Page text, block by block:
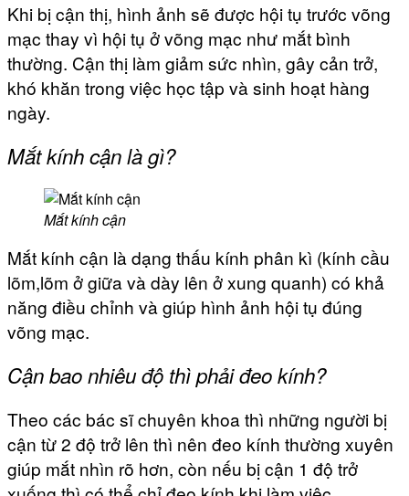
Khi bị cận thị, hình ảnh sẽ được hội tụ trước võng
mạc thay vì hội tụ ở võng mạc như mắt bình
thường. Cận thị làm giảm sức nhìn, gây cản trở,
khó khăn trong việc học tập và sinh hoạt hàng
ngày.
Mắt kính cận là gì?
Mắt kính cận
Mắt kính cận là dạng thấu kính phân kì (kính cầu
lõm,lõm ở giữa và dày lên ở xung quanh) có khả
năng điều chỉnh và giúp hình ảnh hội tụ đúng
võng mạc.
Cận bao nhiêu độ thì phải đeo kính?
Theo các bác sĩ chuyên khoa thì những người bị
cận từ 2 độ trở lên thì nên đeo kính thường xuyên
giúp mắt nhìn rõ hơn, còn nếu bị cận 1 độ trở